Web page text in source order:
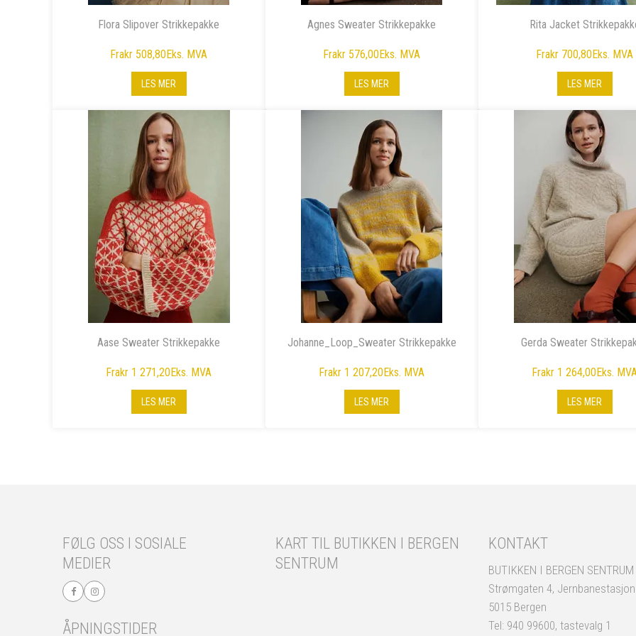
Flora Slipover Strikkepakke
Frakr 508,80Eks. MVA
LES MER
Agnes Sweater Strikkepakke
Frakr 576,00Eks. MVA
LES MER
Rita Jacket
Frakr 700,80Eks. MVA
LES MER
Aase Sweater Strikkepakke
Frakr 1 271,20Eks. MVA
LES MER
Johanne_Loop_Sweater Strikkepakke
Frakr 1 207,20Eks. MVA
LES MER
Gerda Sweater
Frakr 1 264,00Eks.
LES MER
FØLG OSS I SOSIALE
MEDIER
ÅPNINGSTIDER
KART TIL BUTIKKEN I BERGEN
SENTRUM
KONTAKT
BUTIKKEN I BERGEN SENTRUM
Strømgaten 4,
5015 Bergen
Tel: 940 99600, tastevalg 1